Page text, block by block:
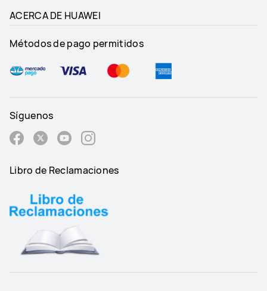
ACERCA DE HUAWEI
Métodos de pago permitidos
Síguenos
Libro de Reclamaciones